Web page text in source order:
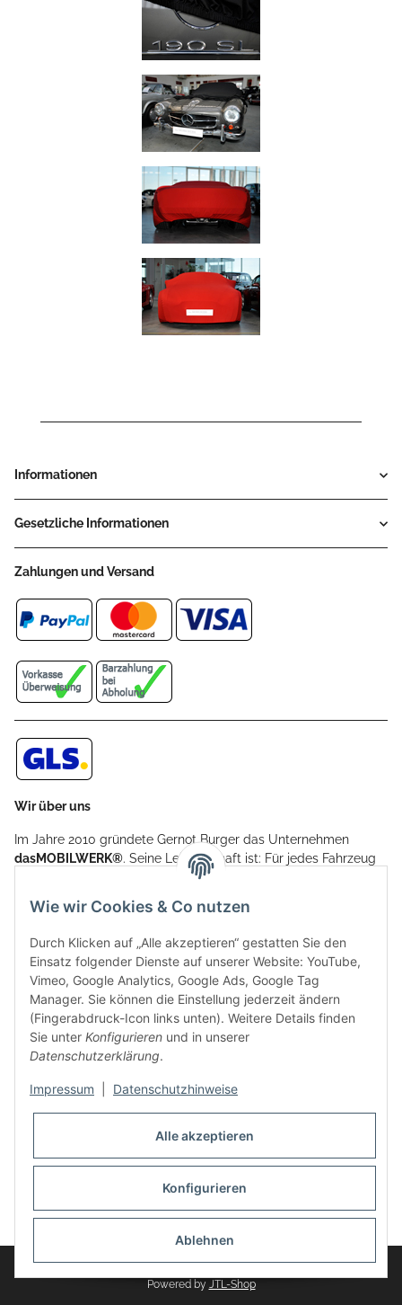
Informationen
Gesetzliche Informationen
Zahlungen und Versand
Wir über uns
Im Jahre 2010 gründete Gernot Burger das Unternehmen
dasMOBILWERK®. Seine Leidenschaft ist: Für jedes Fahrzeug
ein Car Cover anzubieten - passgenau und individuell.
weitere Produkte, wie Reifenschuhe, Hardtopständer hinzu.
sind mit hochwertigen Techniken und Materialien gefertigt.
dasMOBILWERK® ist seit der Gründung ein
Familienunternehmen, welches sich seit 2010 auf
Wachstumskurs befindet. Hier haben Sie zu den üblichen
Geschäftszeiten immer einen persönlichen Ansprechpartner,
sofern Sie Fragen rund um die Produkte von dasMOBILWERK
* Alle Preise inkl. gesetzlicher USt., zzgl.Versand
Powered by JTL-Shop
Wie wir Cookies & Co nutzen
Durch Klicken auf „Alle akzeptieren“ gestatten Sie den
Einsatz folgender Dienste auf unserer Website: YouTube,
Vimeo, Google Analytics, Google Ads, Google Tag
Manager. Sie können die Einstellung jederzeit ändern
(Fingerabdruck-Icon links unten). Weitere Details finden
Sie unter Konfigurieren und in unserer
Datenschutzerklärung.
Impressum Datenschutzhinweise
Alle akzeptieren
Konfigurieren
Ablehnen